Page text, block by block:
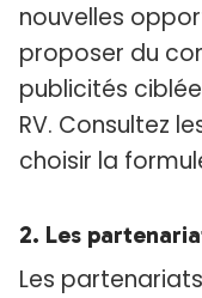
nouvelles
proposer du
publicités
RV. Consultez
choisir la
2. Les
Les